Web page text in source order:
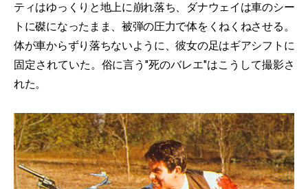
ティはゆっくりと地上に崩れ落ち、ダナウェイは車のシー
トに磔になったまま、被弾の圧力で体をくねくねさせる。
体が車からずり落ちないように、彼女の足はギアシフトに
固定されていた。俗に言う"死のバレエ"はこうして撮影さ
れた。